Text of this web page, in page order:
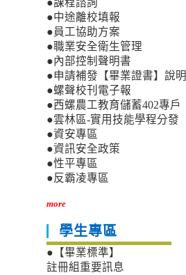
●課程諮詢
●中途離校填報
●員工協助方案
●職業安全衛生管理
●內部控制聲明書
●申請補發【畢業證書】說明
●螺聲校刊電子報
●西螺農工教育儲蓄402專戶
●雲林區-實用技能學程分發
●資安專區
●資訊安全政策
●性平專區
●反霸凌專區
more
學生專區
●【畢業標準】
註冊組重要訊息